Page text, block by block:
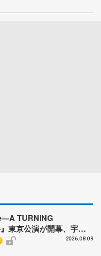
TURNING
東京公演が開幕、宇野
Brave』にかける思いを
2026.08.09